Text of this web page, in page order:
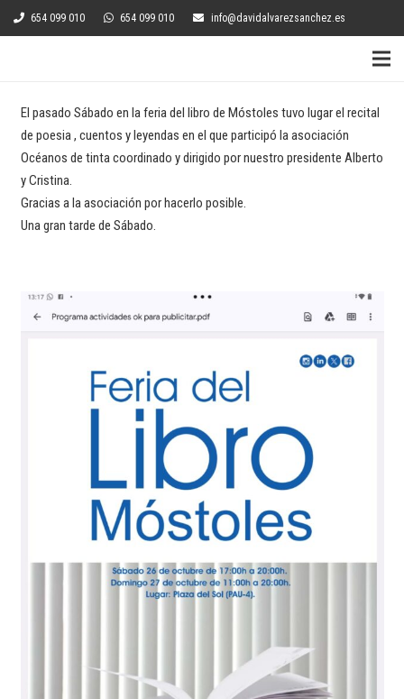
654 099 010 654 099 010 info@davidalvarezsanchez.es
El pasado Sábado en la feria del libro de Móstoles tuvo lugar el recital
de poesia , cuentos y leyendas en el que participó la asociación
Océanos de tinta coordinado y dirigido por nuestro presidente Alberto
y Cristina.
Gracias a la asociación por hacerlo posible.
Una gran tarde de Sábado.